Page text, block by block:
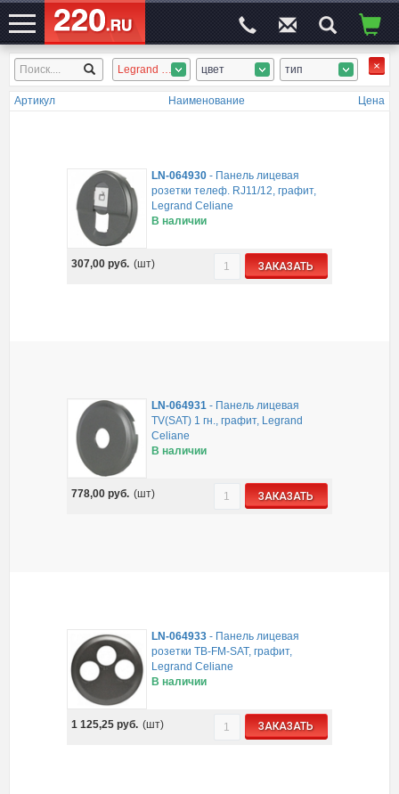
ЭЛЕКТРОСАЙТ№1 Legrand Celiane цвет тип
Артикул Наименование Цена
LN-064930 - Панель лицевая
розетки телеф. RJ11/12, графит,
Legrand Celiane
В наличии
307,00руб. (шт) ЗАКАЗАТЬ
LN-064931 - Панель лицевая
TV(SAT) 1 гн., графит, Legrand
Celiane
В наличии
778,00руб. (шт) ЗАКАЗАТЬ
LN-064933 - Панель лицевая
розетки ТВ-FM-SAT, графит,
Legrand Celiane
В наличии
1 125,25руб. (шт) ЗАКАЗАТЬ